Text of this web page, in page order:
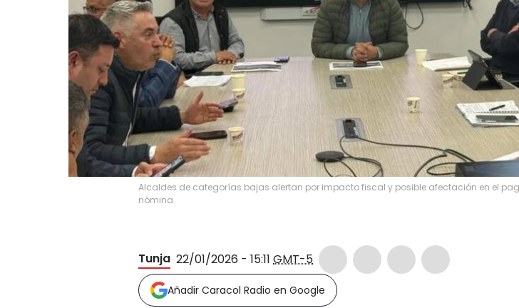
Alcaldes de categorías bajas alertan por impacto fiscal y posible afectación en el
nómina.
Tunja 22/01/2026 - 15:11 GMT-5
Añadir Caracol Radio en Google